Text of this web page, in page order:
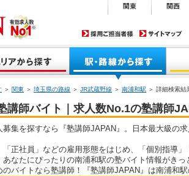
＞ 関東 ＞ 埼玉県の路線 ＞ JR武蔵野線 ＞ 南浦和駅 ＞ 詳細検索結
講師バイト｜求人数No.1の塾講師
集を探すなら『塾講師JAPAN』。日本最大級の
正社員」などの雇用形態をはじめ、「個別指導
なたにぴったりの南浦和駅の塾バイト情報がきっ
バイトなら塾講師！『塾講師JAPAN』は南浦和